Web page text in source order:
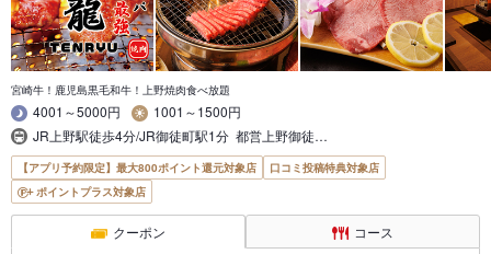
宮崎牛！鹿児島黒毛和牛！上野焼肉食べ放題
4001～5000円
1001～1500円
JR上野駅徒歩4分/JR御徒町駅1分 都営上野御徒…
【アプリ予約限定】最大800ポイント還元対象店
口コミ投稿特典対象店
ポイントプラス対象店
クーポン コース